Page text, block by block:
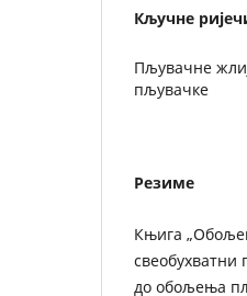
Кључне
Пљувачне
пљувачке
Резиме
Књига
свеобухватни
до обољења